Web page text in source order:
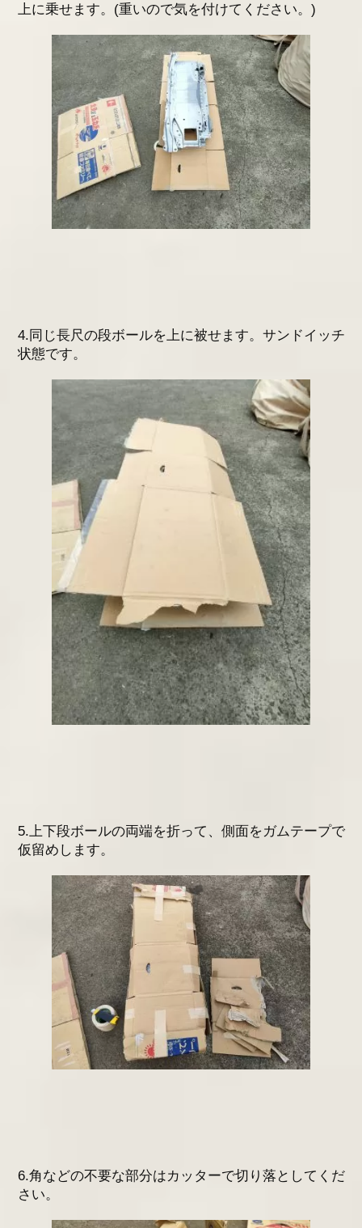
上に乗せます。(重いので気を付けてください。)
4.同じ長尺の段ボールを上に被せます。サンドイッチ
状態です。
5.上下段ボールの両端を折って、側面をガムテープで
仮留めします。
6.角などの不要な部分はカッターで切り落としてくだ
さい。